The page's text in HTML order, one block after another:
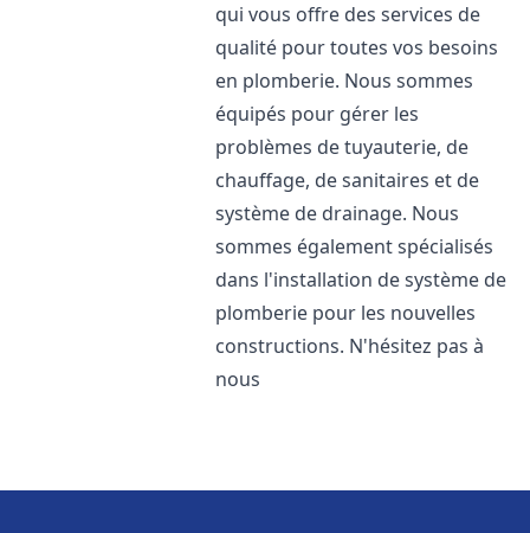
qui vous offre des services de
qualité pour toutes vos besoins
en plomberie. Nous sommes
équipés pour gérer les
problèmes de tuyauterie, de
chauffage, de sanitaires et de
système de drainage. Nous
sommes également spécialisés
dans l'installation de système de
plomberie pour les nouvelles
constructions. N'hésitez pas à
nous